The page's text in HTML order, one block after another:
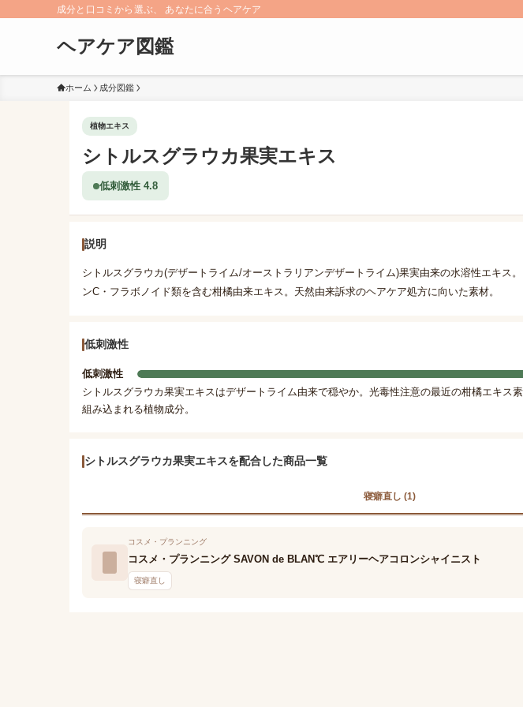
成分と口コミから選ぶ、 あなたに合うヘアケア
ヘアケア図鑑
ホーム 成分図鑑
植物エキス
シトルスグラウカ果実エキス
低刺激性 4.8
説明
シトルスグラウカ(デザートライム/オーストラリアンデザートライム)果実由来の水溶性エキス
ンC・フラボノイド類を含む柑橘由来エキス。天然由来訴求のヘアケア処方に向いた素材。
低刺激性
低刺激性
シトルスグラウカ果実エキスはデザートライム由来で穏やか。光毒性注意の最近の柑橘エキス
組み込まれる植物成分。
シトルスグラウカ果実エキスを配合した商品一覧
寝癖直し (1)
コスメ・プランニング
コスメ・プランニング SAVON de BLAN℃ エアリーヘアコロンシャイニスト
寝癖直し